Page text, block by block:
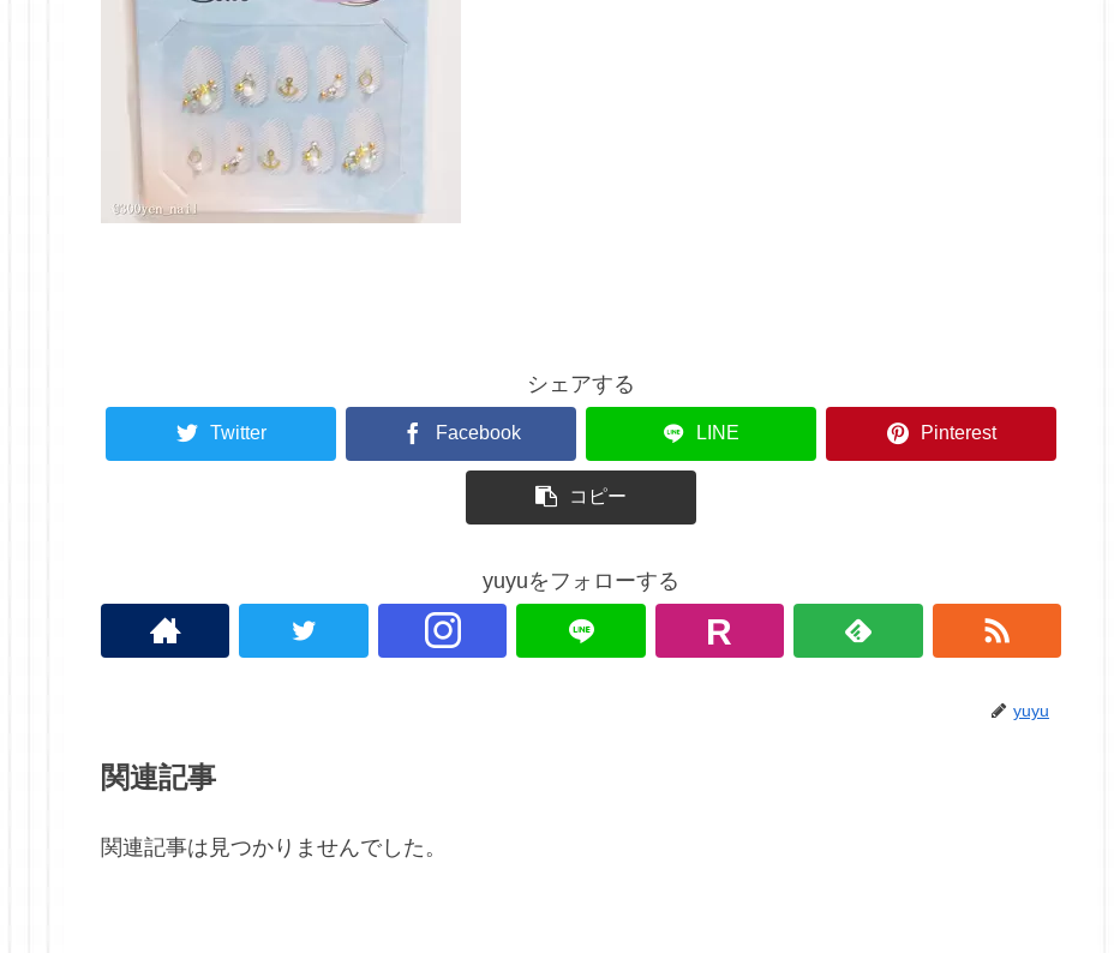
シェアする
Twitter Facebook LINE Pinterest
コピー
yuyuをフォローする
yuyu
関連記事
関連記事は見つかりませんでした。